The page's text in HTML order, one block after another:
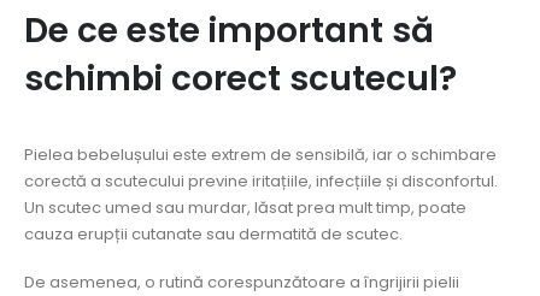
De ce este important să
schimbi corect scutecul?
Pielea bebelușului este extrem de sensibilă, iar o schimbare
corectă a scutecului previne iritațiile, infecțiile și disconfortul.
Un scutec umed sau murdar, lăsat prea mult timp, poate
cauza erupții cutanate sau dermatită de scutec.
De asemenea, o rutină corespunzătoare a îngrijirii pielii